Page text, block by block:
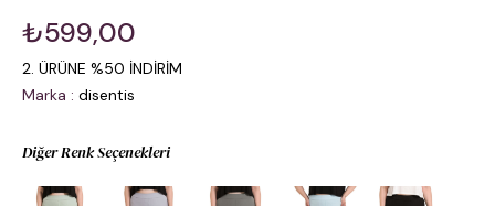
₺599,00
2. ÜRÜNE %50 İNDİRİM
Marka : disentis
Diğer Renk Seçenekleri